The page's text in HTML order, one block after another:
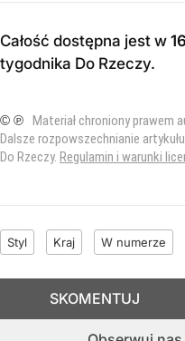
Całość dostępna jest w
tygodnika Do Rzeczy.
© ℗ Materiał chroniony prawem
Dalsze rozpowszechnianie
Do Rzeczy. Regulamin i warunki
Styl Kraj W numerze
SKOMENTUJ